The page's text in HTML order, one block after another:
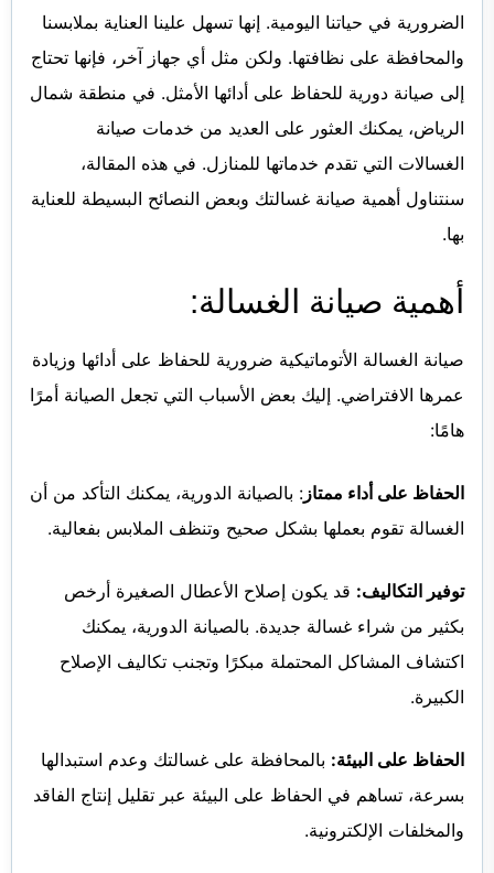
الضرورية في حياتنا اليومية. إنها تسهل علينا العناية بملابسنا
والمحافظة على نظافتها. ولكن مثل أي جهاز آخر، فإنها تحتاج
إلى صيانة دورية للحفاظ على أدائها الأمثل. في منطقة شمال
الرياض، يمكنك العثور على العديد من خدمات صيانة
الغسالات التي تقدم خدماتها للمنازل. في هذه المقالة،
سنتناول أهمية صيانة غسالتك وبعض النصائح البسيطة للعناية
بها.
أهمية صيانة الغسالة:
صيانة الغسالة الأتوماتيكية ضرورية للحفاظ على أدائها وزيادة
عمرها الافتراضي. إليك بعض الأسباب التي تجعل الصيانة أمرًا
هامًا:
الحفاظ على أداء ممتاز : بالصيانة الدورية، يمكنك التأكد من أن
الغسالة تقوم بعملها بشكل صحيح وتنظف الملابس بفعالية.
توفير التكاليف: قد يكون إصلاح الأعطال الصغيرة أرخص
بكثير من شراء غسالة جديدة. بالصيانة الدورية، يمكنك
اكتشاف المشاكل المحتملة مبكرًا وتجنب تكاليف الإصلاح
الكبيرة.
الحفاظ على البيئة: بالمحافظة على غسالتك وعدم استبدالها
بسرعة، تساهم في الحفاظ على البيئة عبر تقليل إنتاج الفاقد
والمخلفات الإلكترونية.